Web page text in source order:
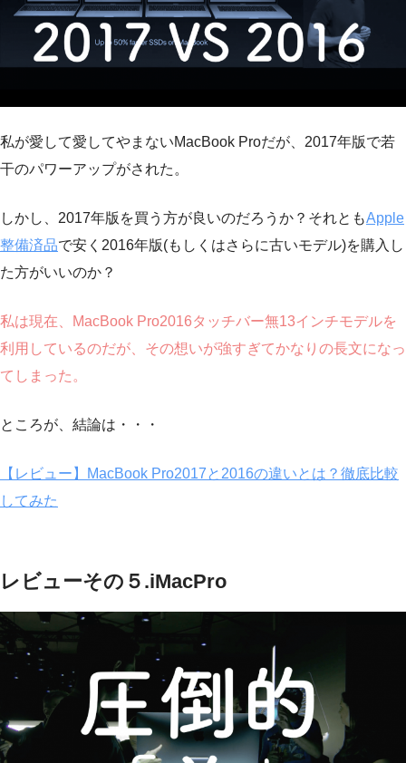
私が愛して愛してやまないMacBook Proだが、2017年版で若
干のパワーアップがされた。
しかし、2017年版を買う方が良いのだろうか？それともApple
整備済品で安く2016年版(もしくはさらに古いモデル)を購入し
た方がいいのか？
私は現在、MacBook Pro2016タッチバー無13インチモデルを
利用しているのだが、その想いが強すぎてかなりの長文になっ
てしまった。
ところが、結論は・・・
【レビュー】MacBook Pro2017と2016の違いとは？徹底比較
してみた
レビューその５.iMacPro